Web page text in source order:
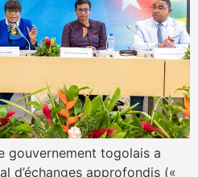
gouvernement togolais a
d’échanges approfondis («